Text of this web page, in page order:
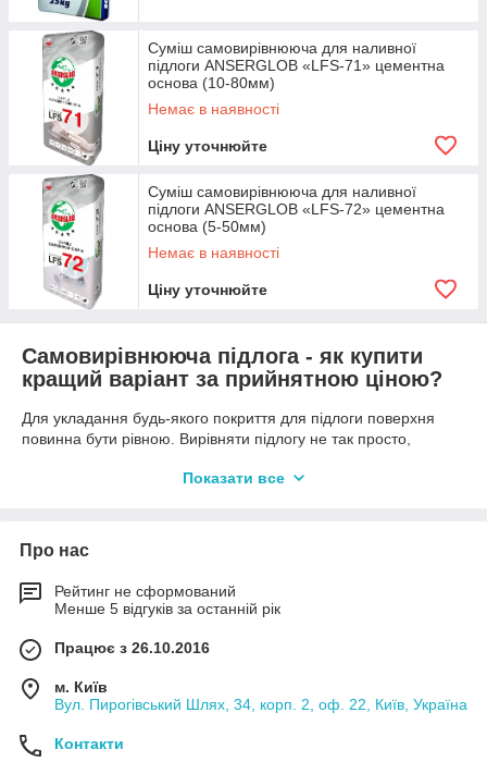
Суміш самовирівнююча для наливної
підлоги ANSERGLOB «LFS-71» цементна
основа (10-80мм)
Немає в наявності
Ціну уточнюйте
Суміш самовирівнююча для наливної
підлоги ANSERGLOB «LFS-72» цементна
основа (5-50мм)
Немає в наявності
Ціну уточнюйте
Самовирівнююча підлога - як купити
кращий варіант за прийнятною ціною?
Для укладання будь-якого покриття для підлоги поверхня
повинна бути рівною. Вирівняти підлогу не так просто,
легшим завдяки суміші, що самовирівнюється, купити яку
Завдяки подібним матеріалам вирівняти поверхню можна
самостійно. Для досягнення хорошого результату достатньо
дотримуватися інструкції, вказаної на упаковці товару.
різновиди
На сучасному будівельному ринку представлена маса
матеріалів, які полегшують роботу при виконанні ремонту.
Можна купити наступні види самовирівнювальної суміші для
підлоги:
Показати все
Про нас
Рейтинг не сформований
Менше 5 відгуків за останній рік
Працює з 26.10.2016
м. Київ
Вул. Пирогівський Шлях, 34, корп. 2, оф. 22, Київ, Україна
Контакти